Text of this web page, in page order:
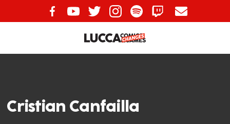
Cristian Canfailla